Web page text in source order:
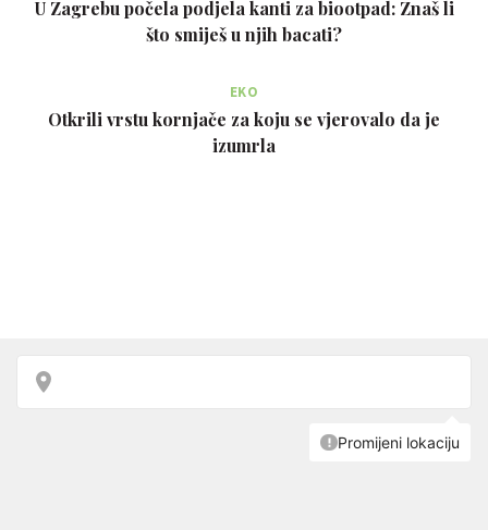
U Zagrebu počela podjela kanti za biootpad: Znaš li
što smiješ u njih bacati?
EKO
Otkrili vrstu kornjače za koju se vjerovalo da je
izumrla